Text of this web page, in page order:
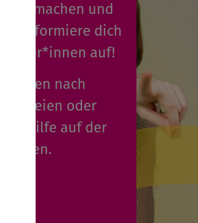
machen und
Informiere dich
auf!
nach
freien oder
auf der